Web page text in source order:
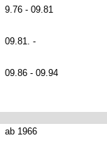
9.76 - 09.81
09.81. -
09.86 - 09.94
ab 1966